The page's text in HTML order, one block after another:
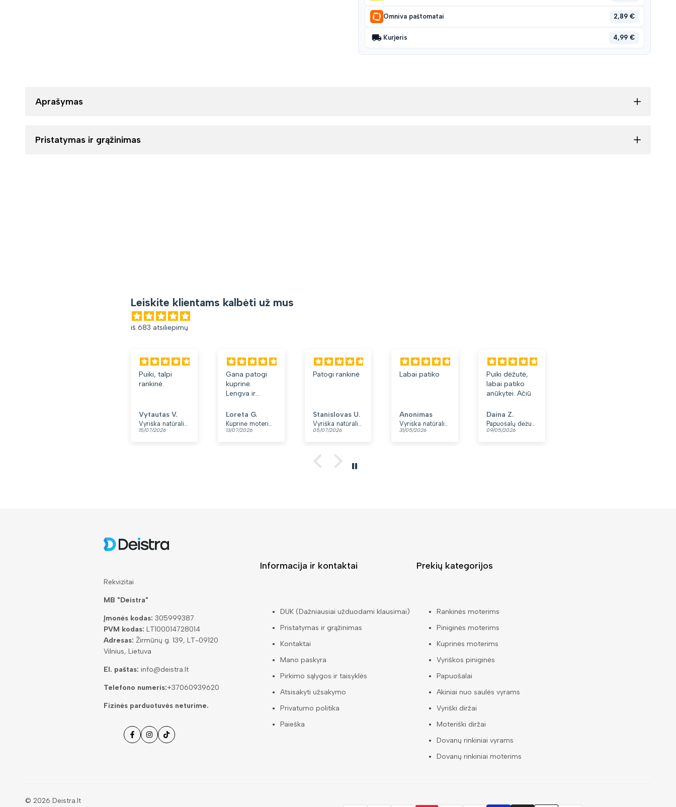
Omniva paštomatai 2,89 €
Kurjeris 4,99 €
Aprašymas
Pristatymas ir grąžinimas
Leiskite klientams kalbėti už mus
iš 683 atsiliepimų
Puiki, talpi
rankinė.
Vytautas V.
15/07/2026
Gana patogi
kuprinė.
Lengva ir
Patinka, kad
yra du skyriai.
👍
Loreta G.
13/07/2026
Patogi rankinė
Stanislovas U.
05/07/2026
Labai patiko
Anonimas
31/05/2026
Puiki dėžutė,
labai patiko
anūkytei. Ačiū
Daina Z.
09/05/2026
Rekvizitai
MB "Deistra"
Įmonės kodas: 305999387
PVM kodas: LT100014728014
Adresas: Žirmūnų g. 139, LT-09120
Vilnius, Lietuva
El. paštas: info@deistra.lt
Telefono numeris:+37060939620
Fizinės parduotuvės neturime.
FacebookInstagramas
Tiktok
Informacija ir kontaktai
DUK (Dažniausiai užduodami klausimai)
Pristatymas ir grąžinimas
Kontaktai
Mano paskyra
Pirkimo sąlygos ir taisyklės
Atsisakyti užsakymo
Privatumo politika
Paieška
Prekių kategorijos
Rankinės moterims
Piniginės moterims
Kuprinės moterims
Vyriškos piniginės
Papuošalai
Akiniai nuo saulės vyrams
Vyriški diržai
Moteriški diržai
Dovanų rinkiniai vyrams
Dovanų rinkiniai moterims
© 2026 Deistra.lt